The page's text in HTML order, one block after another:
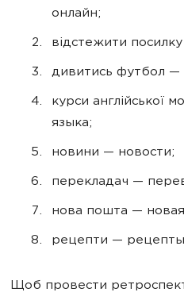
онлайн;
відстежити
дивитись футбол —
курси англійської
языка;
новини — новости;
перекладач —
нова пошта —
рецепти —
Щоб провести